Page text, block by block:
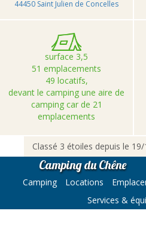
44450 Saint Julien de Concelles
surface 3,5
51 emplacements
49 locatifs,
devant le camping une aire de
camping car de 21
emplacements
Classé 3 étoiles depuis le
Camping du Chêne
Camping Locations
Services &